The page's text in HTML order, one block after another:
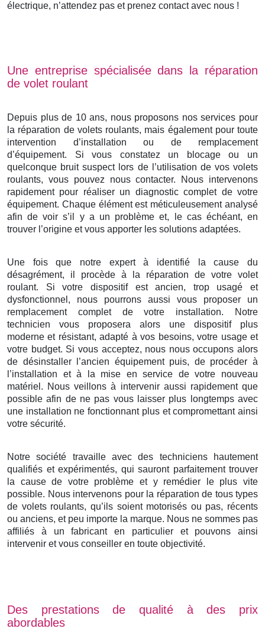
électrique, n’attendez pas et prenez contact avec nous !
Une entreprise spécialisée dans la réparation
de volet roulant
Depuis plus de 10 ans, nous proposons nos services pour
la réparation de volets roulants, mais également pour toute
intervention d’installation ou de remplacement
d’équipement. Si vous constatez un blocage ou un
quelconque bruit suspect lors de l’utilisation de vos volets
roulants, vous pouvez nous contacter. Nous intervenons
rapidement pour réaliser un diagnostic complet de votre
équipement. Chaque élément est méticuleusement analysé
afin de voir s’il y a un problème et, le cas échéant, en
trouver l’origine et vous apporter les solutions adaptées.
Une fois que notre expert à identifié la cause du
désagrément, il procède à la réparation de votre volet
roulant. Si votre dispositif est ancien, trop usagé et
dysfonctionnel, nous pourrons aussi vous proposer un
remplacement complet de votre installation. Notre
technicien vous proposera alors une dispositif plus
moderne et résistant, adapté à vos besoins, votre usage et
votre budget. Si vous acceptez, nous nous occupons alors
de désinstaller l’ancien équipement puis, de procéder à
l’installation et à la mise en service de votre nouveau
matériel. Nous veillons à intervenir aussi rapidement que
possible afin de ne pas vous laisser plus longtemps avec
une installation ne fonctionnant plus et compromettant ainsi
votre sécurité.
Notre société travaille avec des techniciens hautement
qualifiés et expérimentés, qui sauront parfaitement trouver
la cause de votre problème et y remédier le plus vite
possible. Nous intervenons pour la réparation de tous types
de volets roulants, qu’ils soient motorisés ou pas, récents
ou anciens, et peu importe la marque. Nous ne sommes pas
affiliés à un fabricant en particulier et pouvons ainsi
intervenir et vous conseiller en toute objectivité.
Des prestations de qualité à des prix
abordables